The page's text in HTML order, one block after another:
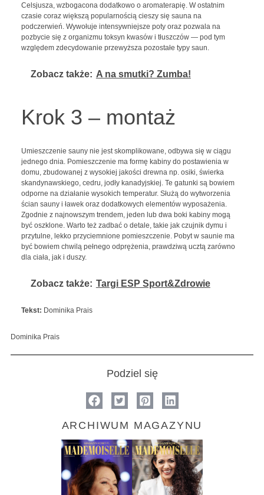
Celsjusza, wzbogacona dodatkowo o aromaterapię. W ostatnim
czasie coraz większą popularnością cieszy się sauna na
podczerwień. Wywołuje intensywniejsze poty oraz pozwala na
pozbycie się z organizmu toksyn kwasów i tłuszczów — pod tym
względem zdecydowanie przewyższa pozostałe typy saun.
Zobacz także: A na smutki? Zumba!
Krok 3 – montaż
Umieszczenie sauny nie jest skomplikowane, odbywa się w ciągu
jednego dnia. Pomieszczenie ma formę kabiny do postawienia w
domu, zbudowanej z wysokiej jakości drewna np. osiki, świerka
skandynawskiego, cedru, jodły kanadyjskiej. Te gatunki są bowiem
odporne na działanie wysokich temperatur. Służą do wytworzenia
ścian sauny i ławek oraz dodatkowych elementów wyposażenia.
Zgodnie z najnowszym trendem, jeden lub dwa boki kabiny mogą
być oszklone. Warto też zadbać o detale, takie jak czujnik dymu i
przytulne, lekko przyciemnione pomieszczenie. Pobyt w saunie ma
być bowiem chwilą pełnego odprężenia, prawdziwą ucztą zarówno
dla ciała, jak i duszy.
Zobacz także: Targi ESP Sport&Zdrowie
Tekst: Dominika Prais
Dominika Prais
Podziel się
ARCHIWUM MAGAZYNU